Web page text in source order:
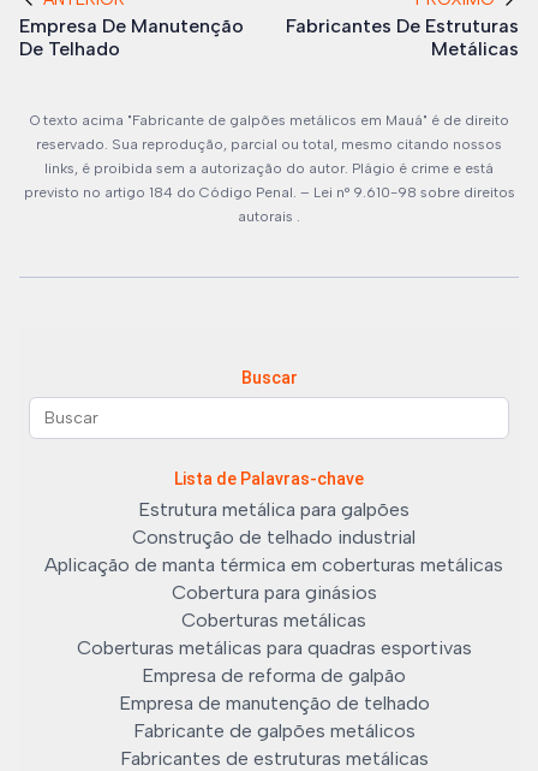
Empresa De Manutenção
De Telhado
Fabricantes De Estruturas
Metálicas
O texto acima "Fabricante de galpões metálicos em Mauá" é de direito
reservado. Sua reprodução, parcial ou total, mesmo citando nossos
links, é proibida sem a autorização do autor. Plágio é crime e está
previsto no artigo 184 do Código Penal. – Lei n° 9.610-98 sobre direitos
autorais .
Buscar
Lista de Palavras-chave
Estrutura metálica para galpões
Construção de telhado industrial
Aplicação de manta térmica em coberturas metálicas
Cobertura para ginásios
Coberturas metálicas
Coberturas metálicas para quadras esportivas
Empresa de reforma de galpão
Empresa de manutenção de telhado
Fabricante de galpões metálicos
Fabricantes de estruturas metálicas